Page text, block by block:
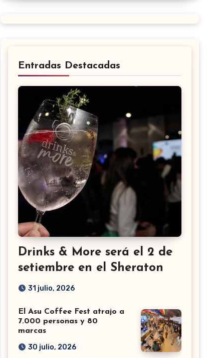
Entradas Destacadas
Drinks & More será el 2 de
setiembre en el Sheraton
31 julio, 2026
El Asu Coffee Fest atrajo a
7.000 personas y 80
marcas
30 julio, 2026